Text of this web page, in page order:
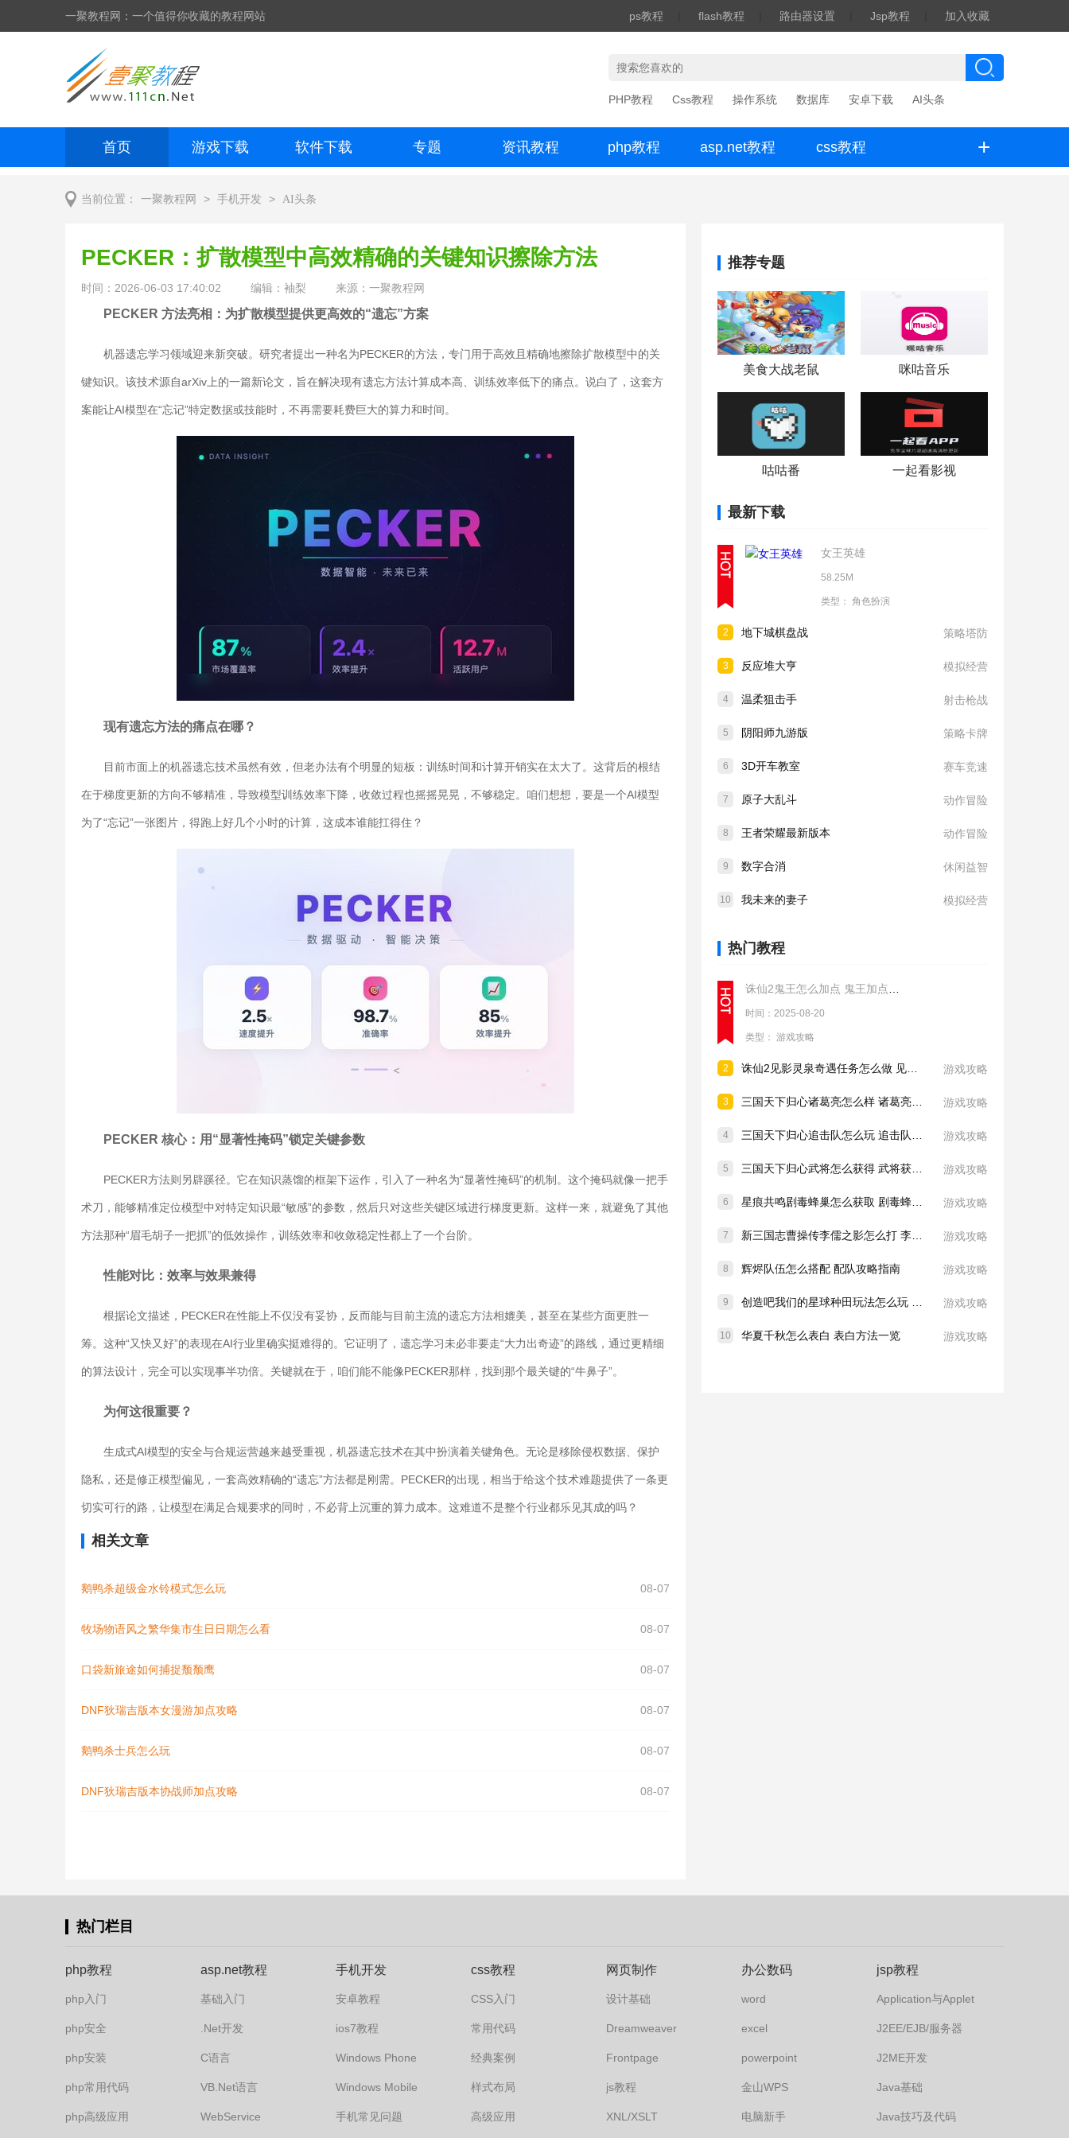
一聚教程网：一个值得你收藏的教程网站 ps教程 flash教程 路由器设置 Jsp教程 加入收藏
PHP教程 Css教程 操作系统 数据库 安卓下载 AI头条
首页 游戏下载 软件下载 专题 资讯教程 php教程 asp.net教程 css教程 +
当前位置： 一聚教程网 > 手机开发 > AI头条
推荐专题
美食大战老鼠 咪咕音乐
咕咕番 一起看影视
最新下载
女王英雄
58.25M
类型： 角色扮演
2 地下城棋盘战 策略塔防
3 反应堆大亨 模拟经营
4 温柔狙击手 射击枪战
5 阴阳师九游版 策略卡牌
6 3D开车教室 赛车竞速
7 原子大乱斗 动作冒险
8 王者荣耀最新版本 动作冒险
9 数字合消 休闲益智
10 我未来的妻子 模拟经营
热门教程
时间：2025-08-20
类型： 游戏攻略
2 游戏攻略
3 游戏攻略
4 游戏攻略
5 游戏攻略
6 游戏攻略
7 游戏攻略
8 辉烬队伍怎么搭配 配队攻略指南 游戏攻略
9 游戏攻略
10 华夏千秋怎么表白 表白方法一览 游戏攻略
PECKER：扩散模型中高效精确的关键知识擦除方法
时间：2026-06-03 17:40:02 编辑：袖梨 来源：一聚教程网
PECKER 方法亮相：为扩散模型提供更高效的“遗忘”方案
机器遗忘学习领域迎来新突破。研究者提出一种名为PECKER的方法，专门用于高效且精确地擦除扩散模型中的关
键知识。该技术源自arXiv上的一篇新论文，旨在解决现有遗忘方法计算成本高、训练效率低下的痛点。说白了，这套方
案能让AI模型在“忘记”特定数据或技能时，不再需要耗费巨大的算力和时间。
现有遗忘方法的痛点在哪？
目前市面上的机器遗忘技术虽然有效，但老办法有个明显的短板：训练时间和计算开销实在太大了。这背后的根结
在于梯度更新的方向不够精准，导致模型训练效率下降，收敛过程也摇摇晃晃，不够稳定。咱们想想，要是一个AI模型
为了“忘记”一张图片，得跑上好几个小时的计算，这成本谁能扛得住？
PECKER 核心：用“显著性掩码”锁定关键参数
PECKER方法则另辟蹊径。它在知识蒸馏的框架下运作，引入了一种名为“显著性掩码”的机制。这个掩码就像一把手
术刀，能够精准定位模型中对特定知识最“敏感”的参数，然后只对这些关键区域进行梯度更新。这样一来，就避免了其他
方法那种“眉毛胡子一把抓”的低效操作，训练效率和收敛稳定性都上了一个台阶。
性能对比：效率与效果兼得
根据论文描述，PECKER在性能上不仅没有妥协，反而能与目前主流的遗忘方法相媲美，甚至在某些方面更胜一
筹。这种“又快又好”的表现在AI行业里确实挺难得的。它证明了，遗忘学习未必非要走“大力出奇迹”的路线，通过更精细
的算法设计，完全可以实现事半功倍。关键就在于，咱们能不能像PECKER那样，找到那个最关键的“牛鼻子”。
为何这很重要？
生成式AI模型的安全与合规运营越来越受重视，机器遗忘技术在其中扮演着关键角色。无论是移除侵权数据、保护
隐私，还是修正模型偏见，一套高效精确的“遗忘”方法都是刚需。PECKER的出现，相当于给这个技术难题提供了一条更
切实可行的路，让模型在满足合规要求的同时，不必背上沉重的算力成本。这难道不是整个行业都乐见其成的吗？
相关文章
鹅鸭杀超级金水铃模式怎么玩 08-07
牧场物语风之繁华集市生日日期怎么看 08-07
口袋新旅途如何捕捉颓颓鹰 08-07
DNF狄瑞吉版本女漫游加点攻略 08-07
鹅鸭杀士兵怎么玩 08-07
DNF狄瑞吉版本协战师加点攻略 08-07
热门栏目
php教程
php入门
php安全
php安装
php常用代码
php高级应用
asp.net教程
基础入门
.Net开发
C语言
VB.Net语言
WebService
手机开发
安卓教程
ios7教程
Windows Phone
Windows Mobile
手机常见问题
css教程
CSS入门
常用代码
经典案例
样式布局
高级应用
网页制作
设计基础
Dreamweaver
Frontpage
js教程
XNL/XSLT
办公数码
word
excel
powerpoint
金山WPS
电脑新手
jsp教程
Application与Applet
J2EE/EJB/服务器
J2ME开发
Java基础
Java技巧及代码